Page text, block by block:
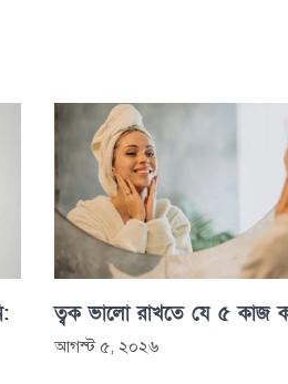
ত্বক ভালো রাখতে যে ৫ কাজ
আগস্ট ৫, ২০২৬